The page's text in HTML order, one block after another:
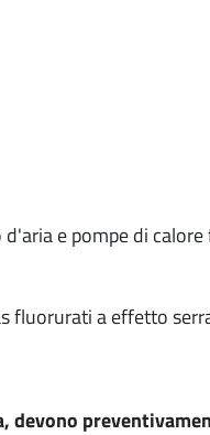
e pompe di
fluorurati a effetto
devono